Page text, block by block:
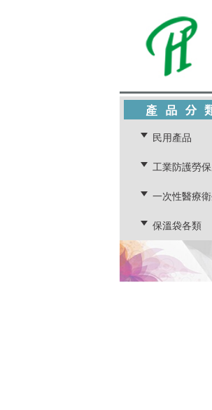
民用產品
工業防護勞
一次性醫療
保溫袋各類